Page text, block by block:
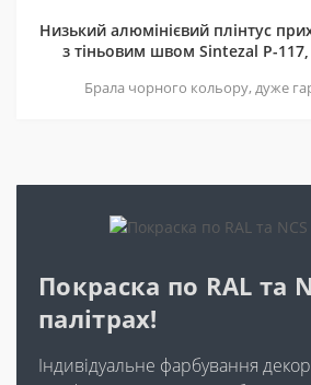
Низький алюмінієвий плінтус
з тіньовим швом Sintezal P-
Брала чорного кольору, дуже
Покраска по RAL та
палітрах!
Індивідуальне фарбування